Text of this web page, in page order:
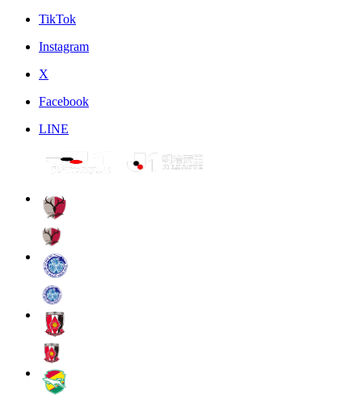
TikTok
Instagram
X
Facebook
LINE